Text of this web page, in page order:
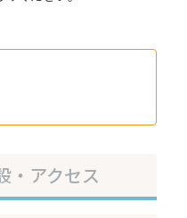
・アクセス